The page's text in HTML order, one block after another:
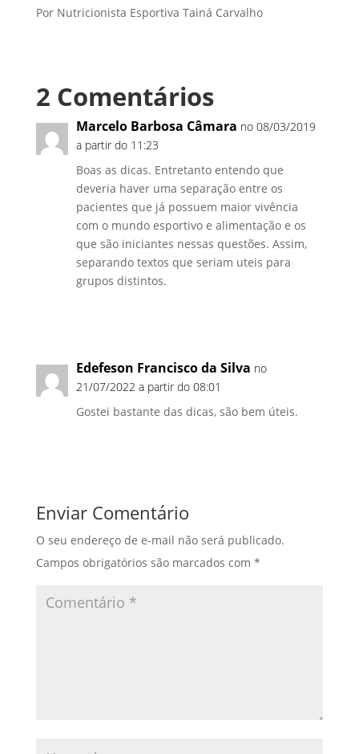
Por Nutricionista Esportiva Tainá Carvalho
2 Comentários
Marcelo Barbosa Câmara no 08/03/2019
a partir do 11:23
Boas as dicas. Entretanto entendo que
deveria haver uma separação entre os
pacientes que já possuem maior vivência
com o mundo esportivo e alimentação e os
que são iniciantes nessas questões. Assim,
separando textos que seriam uteis para
grupos distintos.
Edefeson Francisco da Silva no
21/07/2022 a partir do 08:01
Gostei bastante das dicas, são bem úteis.
Enviar Comentário
O seu endereço de e-mail não será publicado.
Campos obrigatórios são marcados com *